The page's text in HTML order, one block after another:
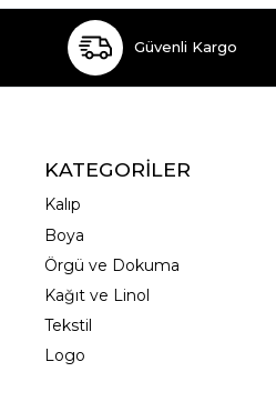
Güvenli Kargo
KATEGORİLER
Kalıp
Boya
Örgü ve Dokuma
Kağıt ve Linol
Tekstil
Logo